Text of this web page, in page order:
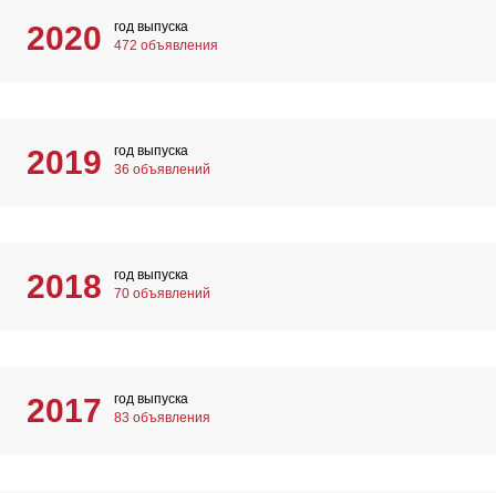
2020
год выпуска
472 объявления
2019
год выпуска
36 объявлений
2018
год выпуска
70 объявлений
2017
год выпуска
83 объявления